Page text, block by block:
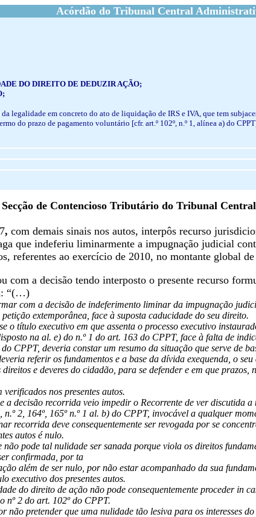
Acórdão do Tribunal Central
DO DIREITO DE DEDUZIR AÇÃO;
legalidade em concreto do ato de liquidação de IRS e IVA, que tem
do prazo de pagamento voluntário [cfr. art.º 102º, n.º 1, alínea a) do
de Contencioso Tributário do Tribunal
, com demais sinais nos autos, interpôs recurso
que indeferiu liminarmente a impugnação judicial
referentes ao exercício de 2010, no montante global
com a decisão tendo interposto o presente recurso
“(…)
com a decisão de indeferimento liminar da impugnação
extemporânea, face à suposta caducidade do seu direito.
o título executivo em que assenta o processo executivo
na al. e) do n.º 1 do art. 163 do CPPT, face à falta de
CPPT, deveria constar um resumo da situação que serve de
referir os fundamentos e a base da dívida exequenda, o
e deveres do cidadão, para se defender e em que
nos presentes autos.
a decisão recorrida veio impedir o Recorrente de ver discutida
n.º 2, 164º, 165º n.º 1 al. b) do CPPT, invocável a qualquer
recorrida deve consequentemente ser revogada por se
autos é nulo.
não pode tal nulidade ser sanada porque viola os direitos
confirmada, por ta
além de ser nulo, por não estar acompanhado da sua
executivo dos presentes autos.
do direito de ação não pode consequentemente proceder in
nº 2 do art. 102º do CPPT.
não pretender que uma nulidade tão lesiva para os interesses